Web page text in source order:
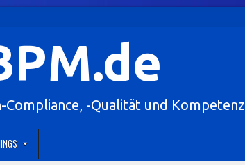
-Qualität und Kompetenz